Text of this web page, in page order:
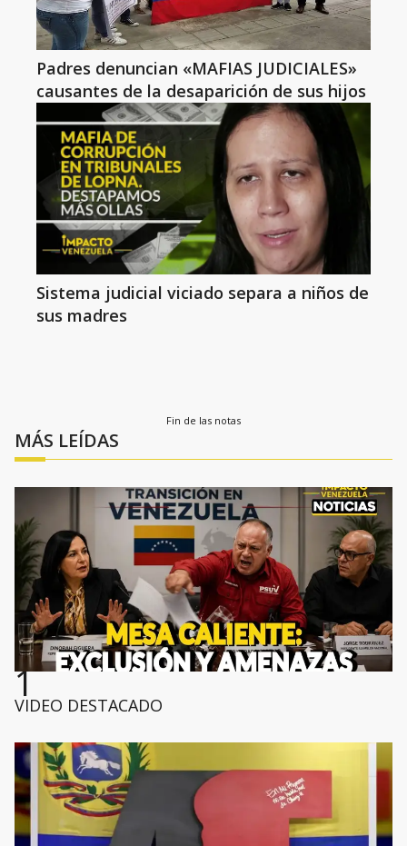
Padres denuncian «MAFIAS JUDICIALES»
causantes de la desaparición de sus hijos
Sistema judicial viciado separa a niños de
sus madres
Fin de las notas
MÁS LEÍDAS
1
VIDEO DESTACADO